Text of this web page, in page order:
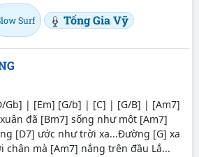
Surf Tống Gia Vỹ
Gb] | [Em] [G/b] | [C] | [G/B] | [Am7]
đã [Bm7] sống như một [Am7]
[D7] ước như trời xa...Đường [G] xa
chân mà [Am7] nắng trên đầu Lắ...